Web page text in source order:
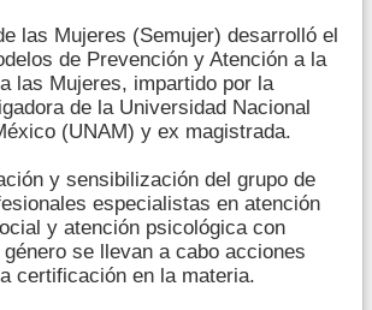
las Mujeres (Semujer) desarrolló el
de Prevención y Atención a la
las Mujeres, impartido por la
de la Universidad Nacional
(UNAM) y ex magistrada.
y sensibilización del grupo de
especialistas en atención
y atención psicológica con
se llevan a cabo acciones
certificación en la materia.